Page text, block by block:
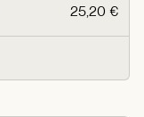
25,20 €